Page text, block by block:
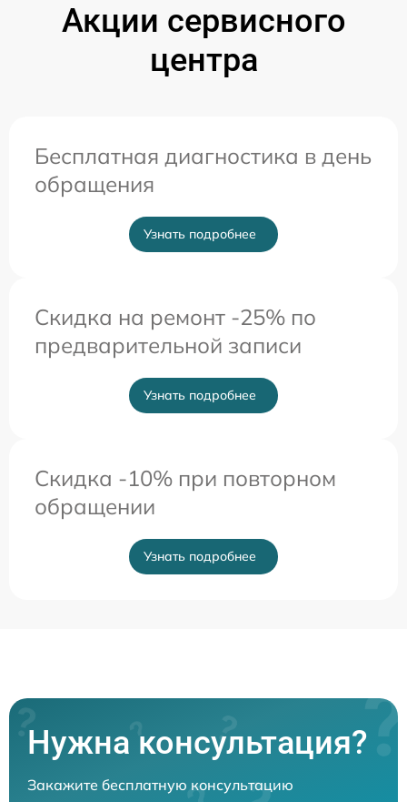
Акции сервисного
центра
Бесплатная диагностика в день
обращения
Узнать подробнее
Скидка на ремонт -25% по
предварительной записи
Узнать подробнее
Скидка -10% при повторном
обращении
Узнать подробнее
Нужна консультация?
Закажите бесплатную консультацию